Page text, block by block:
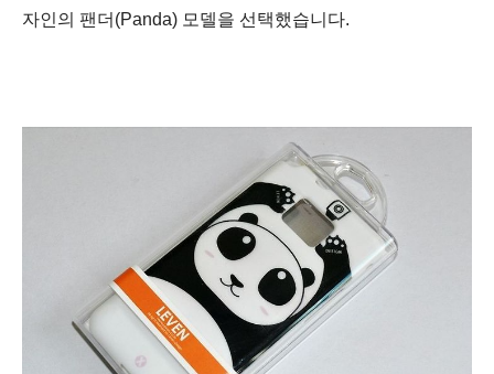
자인의 팬더(Panda) 모델을 선택했습니다.